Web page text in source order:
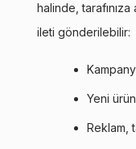
halinde,
ileti gönderilebilir:
Yeni
Reklam,